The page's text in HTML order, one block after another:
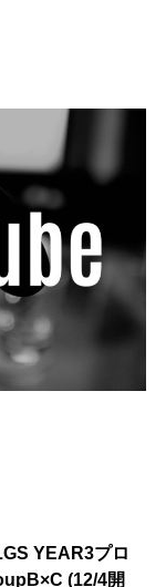
YEAR3プロ
(12/4開